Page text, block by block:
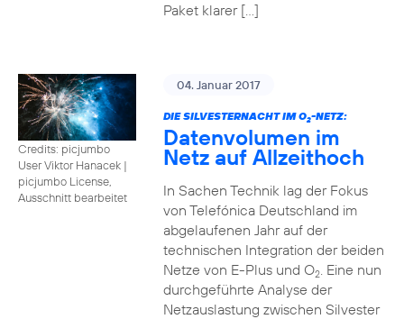
Paket klarer […]
Credits: picjumbo
User Viktor Hanacek |
picjumbo License,
Ausschnitt bearbeitet
04. Januar 2017
DIE SILVESTERNACHT IM O2-NETZ:
Datenvolumen im
Netz auf Allzeithoch
In Sachen Technik lag der Fokus
von Telefónica Deutschland im
abgelaufenen Jahr auf der
technischen Integration der beiden
Netze von E-Plus und O2. Eine nun
durchgeführte Analyse der
Netzauslastung zwischen Silvester